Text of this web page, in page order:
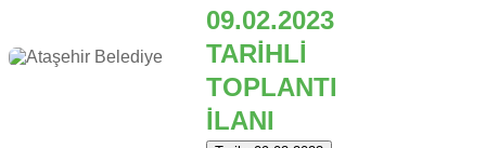
09.02.2023
TARİHLİ
TOPLANTI
İLANI